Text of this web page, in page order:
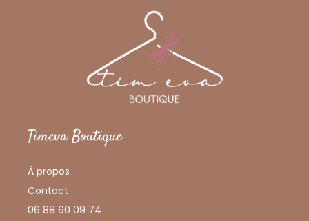
Timeva Boutique
À propos
Contact
06 88 60 09 74